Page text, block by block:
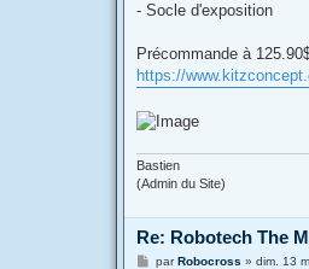
- Socle d'exposition
Précommande à
https://
Bastien
(Admin du Site)
Re: Robotech The
MparRobocross » dim. 13